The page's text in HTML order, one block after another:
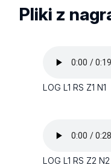
Pliki z
LOG L1 RS Z1 N1
LOG L1 RS Z2 N2